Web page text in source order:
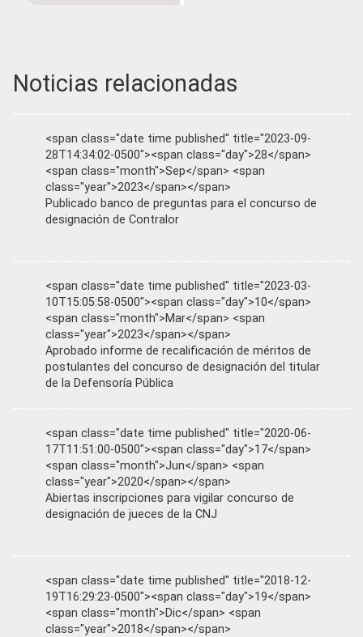
Noticias relacionadas
<span class="date time published" title="2023-09-
28T14:34:02-0500"><span class="day">28</span>
<span class="month">Sep</span> <span
class="year">2023</span></span>
Publicado banco de preguntas para el concurso de
designación de Contralor
<span class="date time published" title="2023-03-
10T15:05:58-0500"><span class="day">10</span>
<span class="month">Mar</span> <span
class="year">2023</span></span>
Aprobado informe de recalificación de méritos de
postulantes del concurso de designación del titular
de la Defensoría Pública
<span class="date time published" title="2020-06-
17T11:51:00-0500"><span class="day">17</span>
<span class="month">Jun</span> <span
class="year">2020</span></span>
Abiertas inscripciones para vigilar concurso de
designación de jueces de la CNJ
<span class="date time published" title="2018-12-
19T16:29:23-0500"><span class="day">19</span>
<span class="month">Dic</span> <span
class="year">2018</span></span>